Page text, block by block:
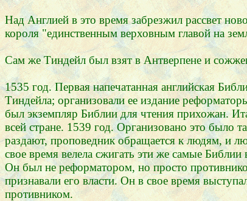
Над Англией в это время забрезжил рассвет
короля "единственным верховным главой на
Сам же Тиндейл был взят в Антверпене и
1535 год. Первая напечатанная английская
Тиндейла; организовали ее издание
был экземпляр Библии для чтения прихожан.
всей стране. 1539 год. Организовано это было
раздают, проповедник обращается к людям, и
свое время велела сжигать эти же самые
Он был не реформатором, но просто
признавали его власти. Он в свое время
противником.